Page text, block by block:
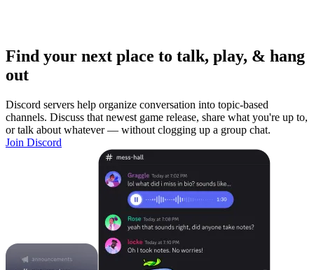
Find your next place to talk, play, & hang
out
Discord servers help organize conversation into topic-based
channels. Discuss that newest game release, share what you're up to,
or talk about whatever — without clogging up a group chat.
Join Discord